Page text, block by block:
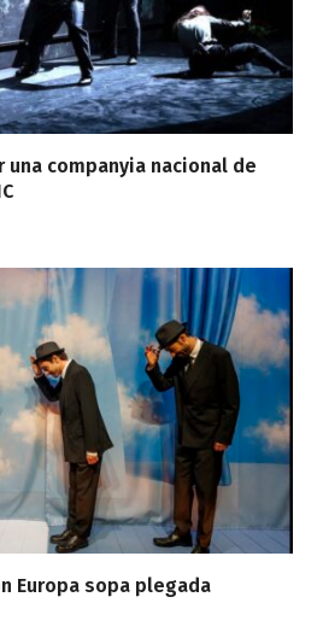
una companyia nacional de
Europa sopa plegada